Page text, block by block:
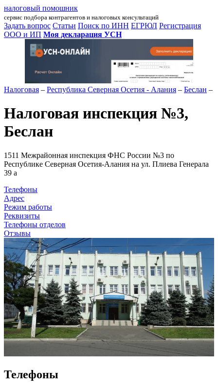
налоговый помошник
сервис подбора контрагентов и налоговых консультаций
Задать вопрос Статьи Поиск по ИНН ЕГРЮЛ Регистрация
ООО и ИП Моя декларация УСН
Налоговая – Республика Северная Осетия - Алания – Беслан –
Налоговая инспекция №3,
Беслан
1511 Межрайонная инспекция ФНС России №3 по
Республике Северная Осетия-Алания на ул. Плиева Генерала
39 а
Телефоны
Адрес
Режим работы
Реквизиты
Телефоны отделов
Отзывы
Телефоны